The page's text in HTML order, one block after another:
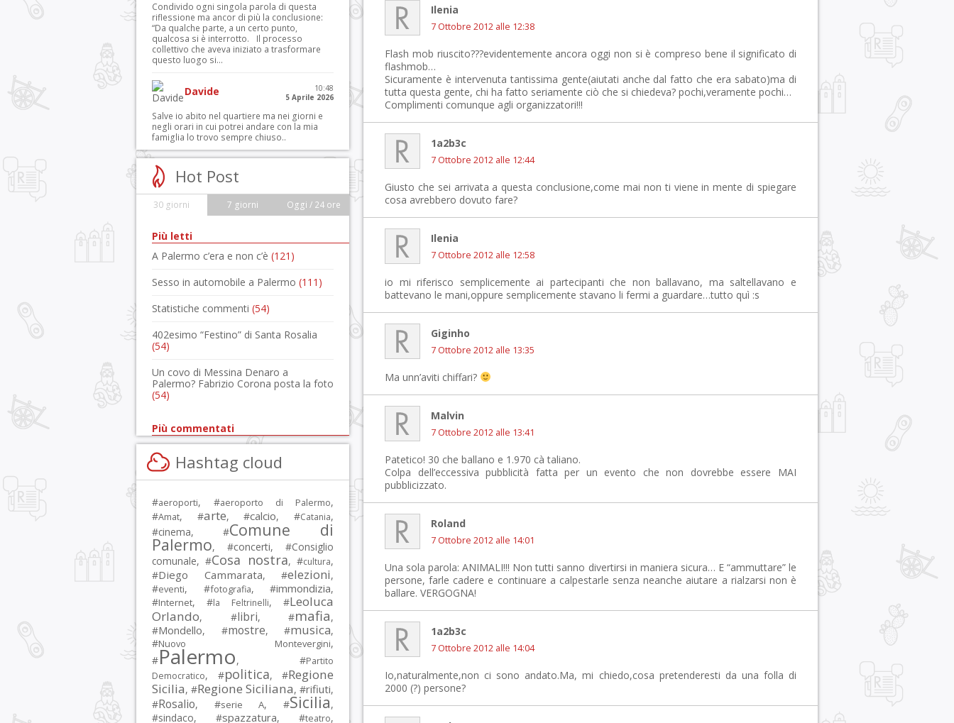
Ilenia
7 Ottobre 2012 alle 12:38
Flash mob riuscito???evidentemente ancora oggi non si è compreso bene il significato di
flashmob…
Sicuramente è intervenuta tantissima gente(aiutati anche dal fatto che era sabato)ma di
tutta questa gente, chi ha fatto seriamente ciò che si chiedeva? pochi,veramente pochi…
Complimenti comunque agli organizzatori!!!
1a2b3c
7 Ottobre 2012 alle 12:44
Giusto che sei arrivata a questa conclusione,come mai non ti viene in mente di spiegare
cosa avrebbero dovuto fare?
Ilenia
7 Ottobre 2012 alle 12:58
io mi riferisco semplicemente ai partecipanti che non ballavano, ma saltellavano e
battevano le mani,oppure semplicemente stavano li fermi a guardare…tutto quì :s
Giginho
7 Ottobre 2012 alle 13:35
Ma unn’aviti chiffari?
Malvin
7 Ottobre 2012 alle 13:41
Patetico! 30 che ballano e 1.970 cà taliano.
Colpa dell’eccessiva pubblicità fatta per un evento che non dovrebbe essere MAI
pubblicizzato.
Roland
7 Ottobre 2012 alle 14:01
Una sola parola: ANIMALI!!! Non tutti sanno divertirsi in maniera sicura… E “ammuttare” le
persone, farle cadere e continuare a calpestarle senza neanche aiutare a rialzarsi non è
ballare. VERGOGNA!
1a2b3c
7 Ottobre 2012 alle 14:04
Io,naturalmente,non ci sono andato.Ma, mi chiedo,cosa pretenderesti da una folla di
2000 (?) persone?
Condivido ogni singola parola di questa
riflessione ma ancor di più la conclusione:
“Da qualche parte, a un certo punto,
qualcosa si è interrotto. Il processo
collettivo che aveva iniziato a trasformare
questo luogo si...
Davide
10:48
5 Aprile 2026
Salve io abito nel quartiere ma nei giorni e
negli orari in cui potrei andare con la mia
famiglia lo trovo sempre chiuso..
Hot Post
30 giorni 7 giorni Oggi / 24 ore
Più letti
A Palermo c’era e non c’è (121)
Sesso in automobile a Palermo (111)
Statistiche commenti (54)
402esimo “Festino” di Santa Rosalia
(54)
Un covo di Messina Denaro a
Palermo? Fabrizio Corona posta la foto
(54)
Più commentati
Hashtag cloud
#aeroporti, #aeroporto di Palermo,
#Amat, #arte, #calcio, #Catania,
#cinema, #Comune di
Palermo, #concerti, #Consiglio
comunale, #Cosa nostra, #cultura,
#Diego Cammarata, #elezioni,
#eventi, #fotografia, #immondizia,
#Internet, #la Feltrinelli, #Leoluca
Orlando, #libri, #mafia,
#Mondello, #mostre, #musica,
#Nuovo Montevergini,
#Palermo, #Partito
Democratico, #politica, #Regione
Sicilia, #Regione Siciliana, #rifiuti,
#Rosalio, #serie A, #Sicilia,
#sindaco, #spazzatura, #teatro,